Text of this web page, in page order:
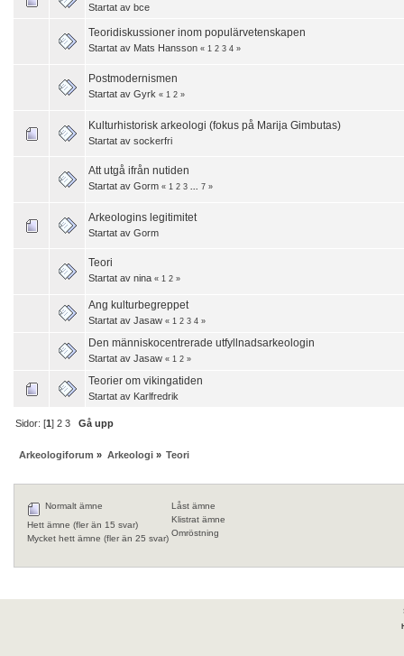
Startat av bce
Teoridiskussioner inom populärvetenskapen
Startat av Mats Hansson « 1 2 3 4 »
Postmodernismen
Startat av Gyrk « 1 2 »
Kulturhistorisk arkeologi (fokus på Marija Gimbutas)
Startat av sockerfri
Att utgå ifrån nutiden
Startat av Gorm « 1 2 3 7 »
Arkeologins legitimitet
Startat av Gorm
Teori
Startat av nina « 1 2 »
Ang kulturbegreppet
Startat av Jasaw « 1 2 3 4 »
Den människocentrerade utfyllnadsarkeologin
Startat av Jasaw « 1 2 »
Teorier om vikingatiden
Startat av Karlfredrik
Sidor: [1]2 3 Gå upp
Arkeologiforum » Arkeologi» Teori
Normalt ämne
Hett ämne (fler än 15 svar)
Mycket hett ämne (fler än 25 svar)
Låst ämne
Klistrat ämne
Omröstning